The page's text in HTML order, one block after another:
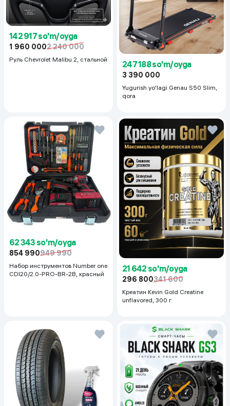
142 917 so'm/oyga
1 960 0002 240 000
Руль Chevrolet Malibu 2, cтальной
247 188 so'm/oyga
3 390 000
Yugurish yo'lagi Genau S50 Slim,
qora
62 343 so'm/oyga
854 990949 990
Набор инструментов Number one
CDI20/2.0-PRO-BR-2B, красный
21 642 so'm/oyga
296 800341 600
Креатин Kevin Gold Creatine
unflavored, 300 г